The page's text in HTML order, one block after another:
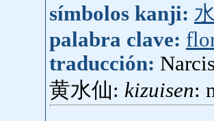
símbolos kanji:
palabra clave:
traducción:
黄水仙: kizuisen: